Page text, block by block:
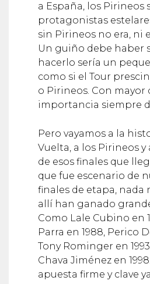
a España, los Pirineos
protagonistas
sin Pirineos no era, ni
Un guiño debe haber
hacerlo sería un
como si el Tour
o Pirineos. Con mayor
importancia siempre
Pero vayamos a la
Vuelta, a los Pirineos y
de esos finales que
que fue escenario de
finales de etapa, nada
allí han ganado
Como Lale Cubino en
Parra en 1988, Perico
Tony Rominger en 1993
Chava Jiménez en
apuesta firme y clave